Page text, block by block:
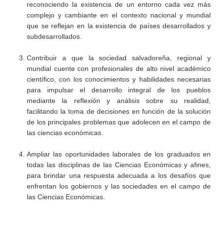
reconociendo la existencia de un entorno cada vez más
complejo y cambiante en el contexto nacional y mundial
que se reflejan en la existencia de países desarrollados y
subdesarrollados.
Contribuir a que la sociedad salvadoreña, regional y
mundial cuente con profesionales de alto nivel académico
científico, con los conocimientos y habilidades necesarias
para impulsar el desarrollo integral de los pueblos
mediante la reflexión y análisis sobre su realidad,
facilitando la toma de decisiones en función de la solución
de los principales problemas que adolecen en el campo de
las ciencias económicas.
Ampliar las oportunidades laborales de los graduados en
todas las disciplinas de las Ciencias Económicas y afines,
para brindar una respuesta adecuada a los desafíos que
enfrentan los gobiernos y las sociedades en el campo de
las Ciencias Económicas.